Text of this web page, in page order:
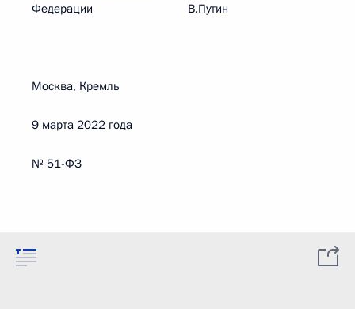
Федерации В.Путин
Москва, Кремль
9 марта 2022 года
№ 51-ФЗ